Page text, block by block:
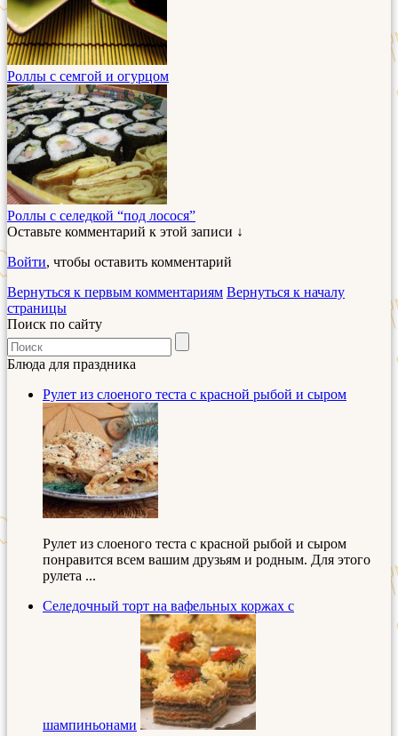
Роллы с семгой и огурцом
Роллы с селедкой “под лосося”
Оставьте комментарий к этой записи ↓
Войти, чтобы оставить комментарий
Вернуться к первым комментариям Вернуться к началу
страницы
Поиск по сайту
Блюда для праздника
Рулет из слоеного теста с красной рыбой и сыром
Рулет из слоеного теста с красной рыбой и сыром
понравится всем вашим друзьям и родным. Для этого
рулета ...
Селедочный торт на вафельных коржах с
шампиньонами